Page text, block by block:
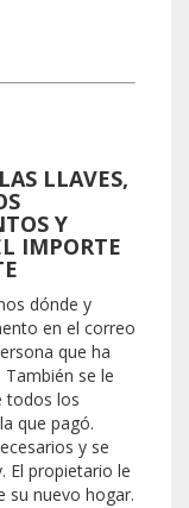
LLAVES,
Y
IMPORTE
dónde y
en el correo
que ha
se le
todos los
que pagó.
y se
El propietario le
su nuevo hogar.